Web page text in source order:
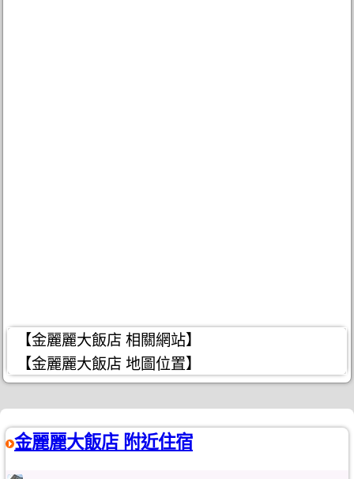
【金麗麗大飯店 相關網站】
【金麗麗大飯店 地圖位置】
金麗麗大飯店 附近住宿